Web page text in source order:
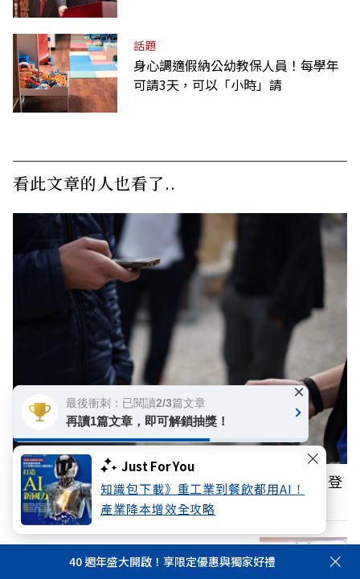
Just For You
知識包下載》重工業到餐飲都用AI！
產業降本增效全攻略
話題
身心調適假納公幼教保人員！每學年
可請3天，可以「小時」請
看此文章的人也看了..
城鎮韌性8月演習斷網？行動網路降速演練10日登
場，南部、東部、離島為何不用？
「永遠懷念高教授！」陳其邁、張善政、
40 週年盛大開啟！享限定優惠與獨家好禮
最後衝刺：已閱讀2/3篇文章
再讀1篇文章，即可解鎖抽獎！
×